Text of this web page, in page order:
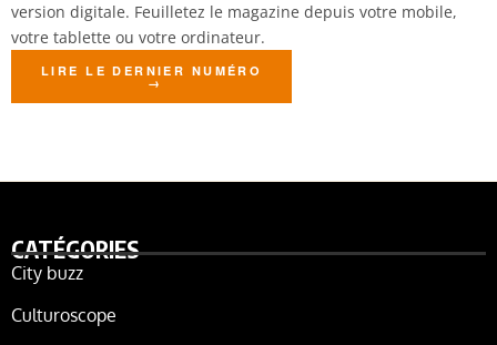
version digitale. Feuilletez le magazine depuis votre mobile,
votre tablette ou votre ordinateur.
LIRE LE DERNIER NUMÉRO
CATÉGORIES
City buzz
Culturoscope